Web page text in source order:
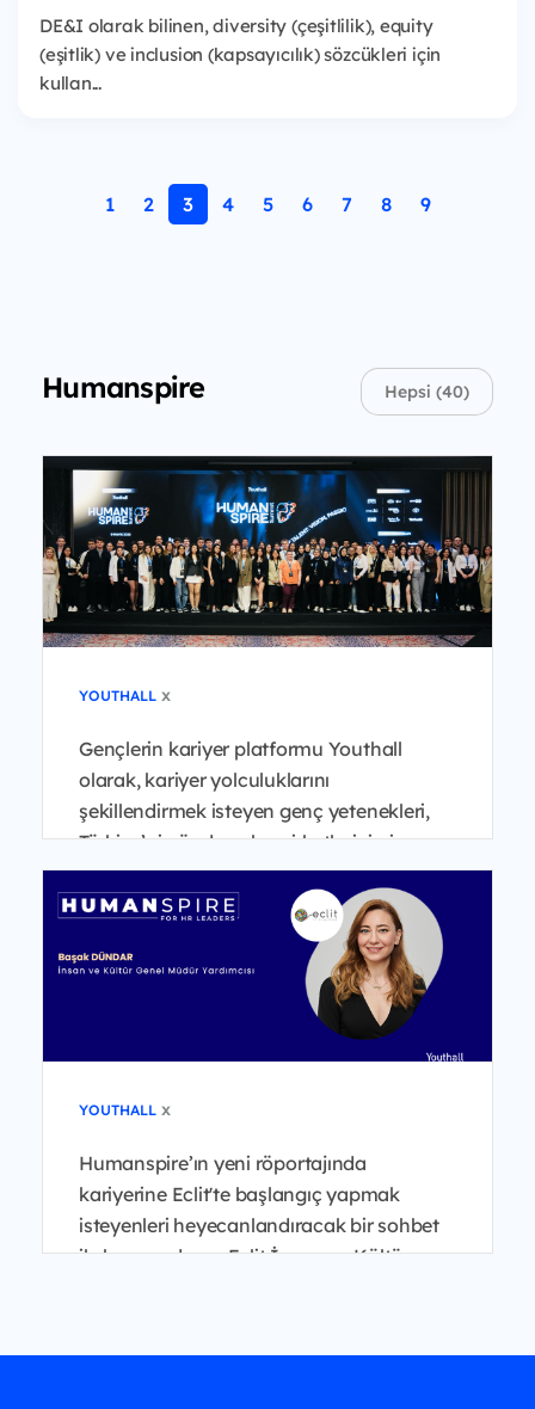
DE&I olarak bilinen, diversity (çeşitlilik), equity
(eşitlik) ve inclusion (kapsayıcılık) sözcükleri için
kullan...
1 2 3 4 5 6 7 8 9
Humanspire Hepsi (40)
YOUTHALL x
Gençlerin kariyer platformu Youthall
olarak, kariyer yolculuklarını
şekillendirmek isteyen genç yetenekleri,
Türkiye’nin önde gelen şirketlerinin insan
kaynakları liderleri...
YOUTHALL x
Humanspire’ın yeni röportajında
kariyerine Eclit'te başlangıç yapmak
isteyenleri heyecanlandıracak bir sohbet
ile karşınızdayız. Eclit İnsan ve Kültür